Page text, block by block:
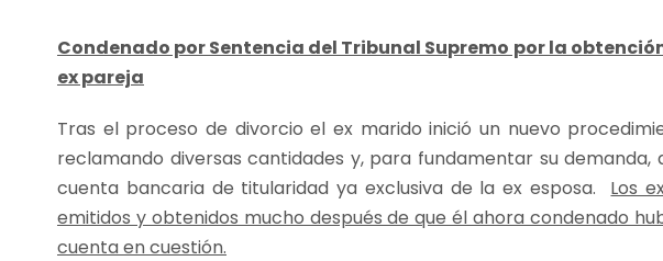
Condenado por Sentencia del Tribunal Supremo por la
ex pareja
Tras el proceso de divorcio el ex marido inició un nuevo
reclamando diversas cantidades y, para fundamentar su
cuenta bancaria de titularidad ya exclusiva de la ex esposa. Los
emitidos y obtenidos mucho después de que él ahora condenado
cuenta en cuestión.